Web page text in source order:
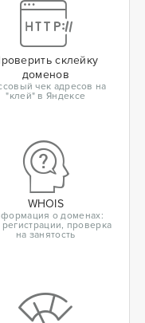
склейку
доменов
чек адресов на
"клей" в Яндексе
WHOIS
о доменах:
регистрации, проверка
на занятость